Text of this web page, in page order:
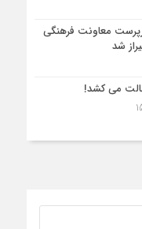
معاونت فرهنگی
شد
می کشد!